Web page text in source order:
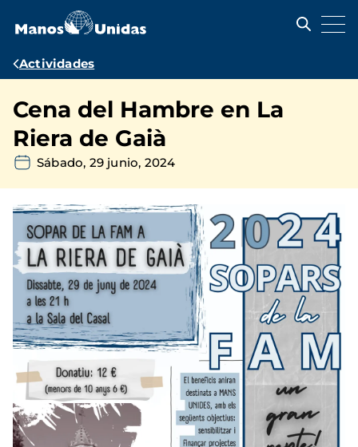
contenido
Ruta
navegación
Actividades
Cena del Hambre en La
Riera de Gaià
Sábado, 29 junio, 2024